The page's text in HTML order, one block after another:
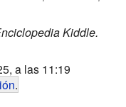
Kiddle.
a las 11:19
.